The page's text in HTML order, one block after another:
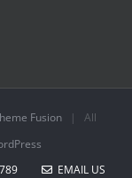
Fusion | All
EMAIL US